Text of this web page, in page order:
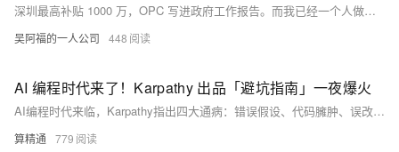
深圳最高补贴 1000 万，OPC 写进政府工作报告。而我已经一个人做了快一年——没补贴没社区，用 AI 从零做了一个 SaaS。政策是好事，但真正的门槛不是工具，是持续执行力。
吴阿福的一人公司 448
AI 编程时代来了！Karpathy 出品「避坑指南」一夜爆火
AI编程时代来临，Karpathy指出四大通病：错误假设、代码臃肿、误改无关代码、缺乏验证标准。开发者Forrest Chang据此推出开源《CLAUDE.md》指南，通过“思考优先、简单优先、精准改动、目标驱动”四原则，让Claude Code更可靠、高效、可控。（239字）
算精通 779